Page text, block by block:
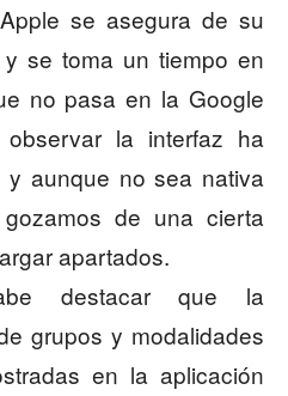
se asegura de su
se toma un tiempo en
no pasa en la Google
la interfaz ha
y aunque no sea nativa
de una cierta
apartados.
destacar que la
grupos y modalidades
en la aplicación